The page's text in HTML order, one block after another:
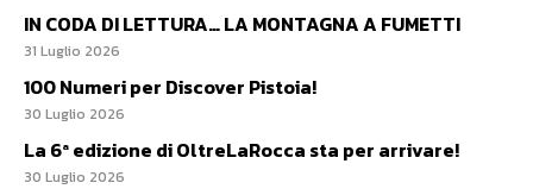
IN CODA DI LETTURA… LA MONTAGNA A FUMETTI
31 Luglio 2026
100 Numeri per Discover Pistoia!
30 Luglio 2026
La 6ª edizione di OltreLaRocca sta per arrivare!
30 Luglio 2026